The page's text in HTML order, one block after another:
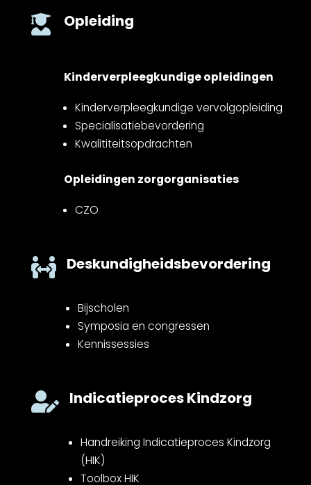
 Opleiding
Kinderverpleegkundige opleidingen
Kinderverpleegkundige vervolgopleiding
Specialisatiebevordering
Kwalititeitsopdrachten
Opleidingen zorgorganisaties
CZO
 Deskundigheidsbevordering
Bijscholen
Symposia en congressen
Kennissessies
 Indicatieproces Kindzorg
Handreiking Indicatieproces Kindzorg
(HIK)
Toolbox HIK